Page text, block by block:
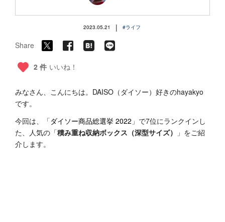
2023.05.21 | #ライフ
Share
2 件 いいね！
みなさん、こんにちは。DAISO（ダイソー）好きのhayakyo
です。
今回は、「ダイソー商品総選挙 2022 」で7位にランクインし
た、人気の「積み重ね収納ボックス（深型サイズ）
」をご紹
介します。